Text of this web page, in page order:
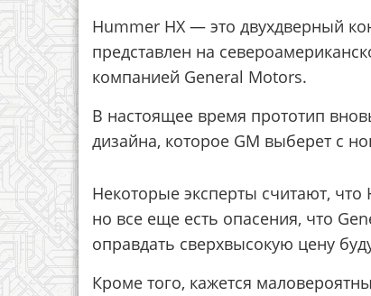
Hummer HX — это двухдверный
представлен на
компанией General Motors.
В настоящее время прототип
дизайна, которое GM выберет с
Некоторые эксперты считают,
но все еще есть опасения, что
оправдать сверхвысокую цену
Кроме того, кажется